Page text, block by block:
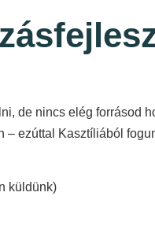
de nincs elég
– ezúttal Kasztíliából
küldünk)